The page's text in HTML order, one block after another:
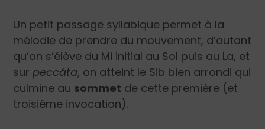
Un petit passage syllabique permet à la
mélodie de prendre du mouvement, d’autant
qu’on s’élève du Mi initial au Sol puis au La, et
surpeccáta, on atteint le Sib bien arrondi qui
culmine au sommet de cette première (et
troisième invocation).